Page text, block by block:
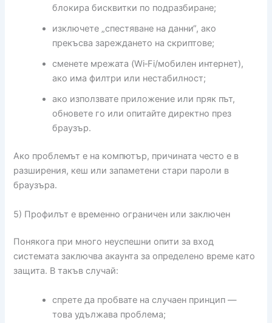
блокира бисквитки по подразбиране;
изключете „спестяване на данни“, ако
прекъсва зареждането на скриптове;
сменете мрежата (Wi‑Fi/мобилен интернет),
ако има филтри или нестабилност;
ако използвате приложение или пряк път,
обновете го или опитайте директно през
браузър.
Ако проблемът е на компютър, причината често е в
разширения, кеш или запаметени стари пароли в
браузъра.
5) Профилът е временно ограничен или заключен
Понякога при много неуспешни опити за вход
системата заключва акаунта за определено време като
защита. В такъв случай:
спрете да пробвате на случаен принцип —
това удължава проблема;